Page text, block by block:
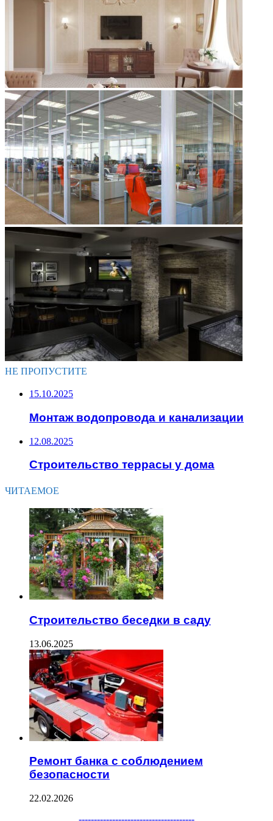
НЕ ПРОПУСТИТЕ
15.10.2025
Монтаж водопровода и канализации
12.08.2025
Строительство террасы у дома
ЧИТАЕМОЕ
Строительство беседки в саду
13.06.2025
Ремонт банка с соблюдением
безопасности
22.02.2026
--------------------------------------